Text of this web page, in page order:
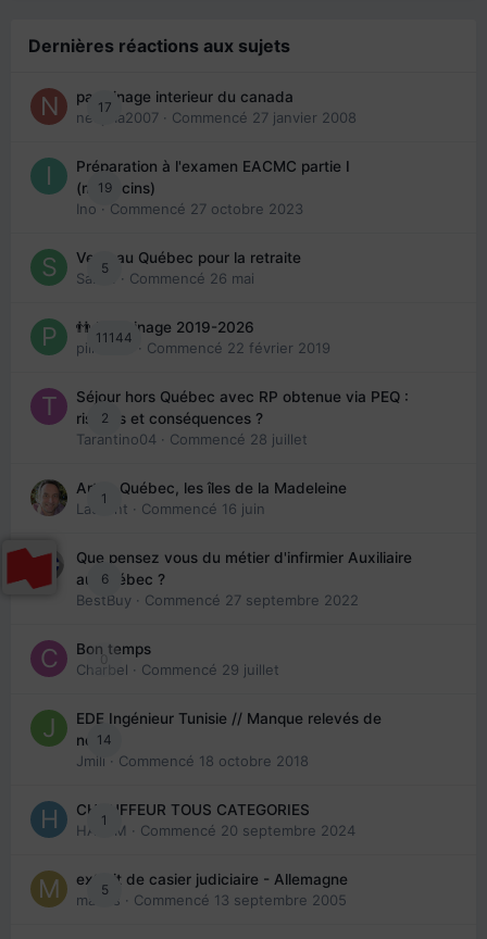
Dernières réactions aux sujets
17
parrainage interieur du canada
nedjma2007 · Commencé 27 janvier 2008
19
Préparation à l'examen EACMC partie I
(médecins)
Ino · Commencé 27 octobre 2023
5
Venir au Québec pour la retraite
Sab74
· Commencé 26 mai
11144
👬 Parrainage 2019-2026
piinoush · Commencé 22 février 2019
2
Séjour hors Québec avec RP obtenue via PEQ :
risques et conséquences ?
Tarantino04 · Commencé 28 juillet
1
Arte : Québec, les îles de la Madeleine
Laurent · Commencé 16 juin
6
Que pensez vous du métier d'infirmier Auxiliaire
au Québec ?
BestBuy · Commencé 27 septembre 2022
0
Bon temps
Charbel · Commencé 29 juillet
14
EDE Ingénieur Tunisie // Manque relevés de
note
Jmili · Commencé 18 octobre 2018
1
CHAUFFEUR TOUS CATEGORIES
HAZEM · Commencé 20 septembre 2024
5
extrait de casier judiciaire - Allemagne
maries · Commencé 13 septembre 2005